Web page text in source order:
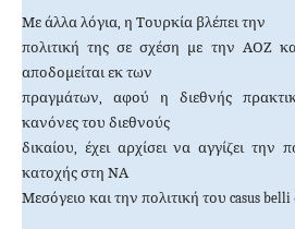
Με άλλα λόγια, η Τουρκία βλέπει την
πολιτική της σε σχέση με την ΑΟΖ
αποδομείται εκ των
πραγμάτων, αφού η διεθνής
κανόνες του διεθνούς
δικαίου, έχει αρχίσει να αγγίζει την
κατοχής στη ΝΑ
Μεσόγειο και την πολιτική του casus belli